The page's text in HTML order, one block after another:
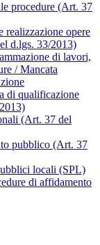
procedure (Art. 37
realizzazione opere
d.lgs. 33/2013)
di lavori,
/ Mancata
di qualificazione
(Art. 37 del
pubblico (Art. 37
locali (SPL)
di affidamento